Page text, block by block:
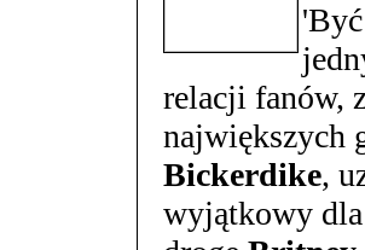
relacji fanów,
największych
Bickerdike,
wyjątkowy